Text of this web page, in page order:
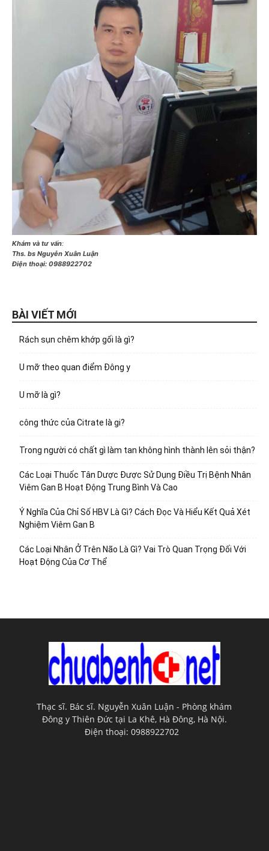
Khám và tư vấn:
Ths. bs Nguyễn Xuân Luận
Điện thoại: 0988922702
BÀI VIẾT MỚI
Rách sụn chêm khớp gối là gì?
U mỡ theo quan điểm Đông y
U mỡ là gì?
công thức của Citrate là gi?
Trong người có chất gì làm tan không hình thành lên sỏi thận?
Các Loại Thuốc Tân Dược Được Sử Dụng Điều Trị Bệnh Nhân
Viêm Gan B Hoạt Động Trung Bình Và Cao
Ý Nghĩa Của Chỉ Số HBV Là Gì? Cách Đọc Và Hiểu Kết Quả Xét
Nghiệm Viêm Gan B
Các Loại Nhân Ở Trên Não Là Gì? Vai Trò Quan Trọng Đối Với
Hoạt Động Của Cơ Thể
Thạc sĩ. Bác sĩ. Nguyễn Xuân Luận - Phòng khám
Đông y Thiên Đức tại La Khê, Hà Đông, Hà Nội.
Điện thoại: 0988922702